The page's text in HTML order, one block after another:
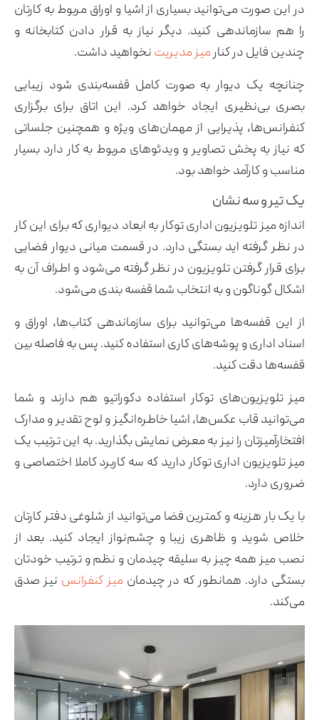
در این صورت می‌توانید بسیاری از اشیا و اوراق مربوط به کارتان
را هم سازماندهی کنید. دیگر نیاز به قرار دادن کتابخانه و
چندین فایل در کنارمیز مدیریت نخواهید داشت.
چنانچه یک دیوار به صورت کامل قفسه‌بندی شود زیبایی
بصری بی‌نظیری ایجاد خواهد کرد. این اتاق برای برگزاری
کنفرانس‌ها، پذیرایی از مهمان‌های ویژه و همچنین جلساتی
که نیاز به پخش تصاویر و ویدئوهای مربوط به کار دارد بسیار
مناسب و کارآمد خواهد بود.
یک تیر و سه نشان
اندازه میز تلویزیون اداری توکار به ابعاد دیواری که برای این کار
در نظر گرفته اید بستگی دارد. در قسمت میانی دیوار فضایی
برای قرار گرفتن تلویزیون در نظر گرفته می‌شود و اطراف آن به
اشکال گوناگون و به انتخاب شما قفسه بندی می‌شود.
از این قفسه‌ها می‌توانید برای سازماندهی کتاب‌ها، اوراق و
اسناد اداری و پوشه‌های کاری استفاده کنید. پس به فاصله بین
قفسه‌ها دقت کنید.
میز تلویزیون‌های توکار استفاده دکوراتیو هم دارند و شما
می‌توانید قاب عکس‌ها، اشیا خاطره‌انگیز و لوح تقدیر و مدارک
افتخارآمیزتان را نیز به معرض نمایش بگذارید. به این ترتیب یک
میز تلویزیون اداری توکار دارید که سه کاربرد کاملا اختصاصی و
ضروری دارد.
با یک بار هزینه و کمترین فضا می‌توانید از شلوغی دفتر کارتان
خلاص شوید و ظاهری زیبا و چشم‌نواز ایجاد کنید. بعد از
نصب میز همه چیز به سلیقه چیدمان و نظم و ترتیب خودتان
بستگی دارد. همانطور که در چیدمان میز کنفرانس نیز صدق
می‌کند.